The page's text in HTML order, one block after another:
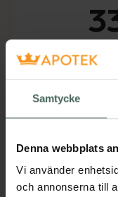
Samtycke
Denna webbplats
Vi använder
och annonserna till
Beskrivning